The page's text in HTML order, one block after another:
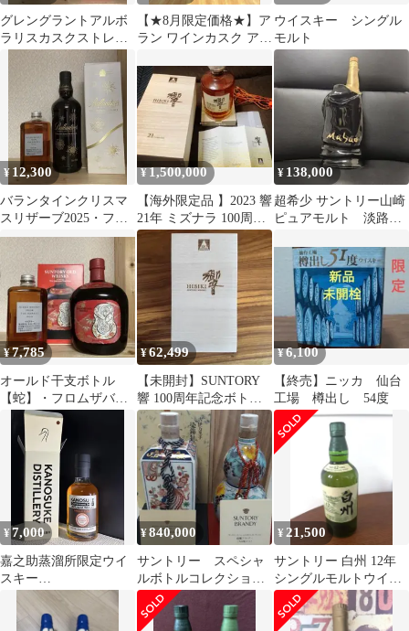
グレングラントアルボ
ラリスカスクストレン
【★8月限定価格★】ア
ラン ワインカスク アマ
テルヌ
ウイスキー シングル
モルト
¥ 12,300
バランタインクリスマ
スリザーブ2025・フロ
ムザバレル
¥1,500,000
【海外限定品 】2023 響
21年 ミズナラ 100周年
記念ボトル
¥ 138,000
超希少 サントリー山崎
ピュアモルト 淡路五
倶楽部
¥7,785
オールド干支ボトル
【蛇】・フロムザバレ
¥62,499
【未開封】SUNTORY
響 100周年記念ボトル
700ml
¥6,100
【終売】ニッカ 仙台
工場 樽出し 54度
¥7,000
嘉之助蒸溜所限定ウイ
スキー
ComponentSeriesSHOCH
U CASK
¥840,000
サントリー スペシャ
ルボトルコレクショ
ン 酒齢22年以上 ウ
イスキー ブランデー
¥ 21,500
サントリー 白州 12年
シングルモルトウイス
キー 100周年記念蒸溜
所ラベル